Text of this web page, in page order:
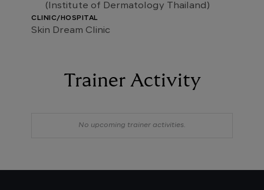
(Institute of Dermatology Thailand)
CLINIC/HOSPITAL
Skin Dream Clinic
Trainer Activity
No upcoming trainer activities.